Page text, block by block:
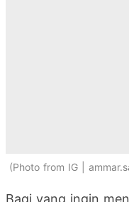
Photo from IG |